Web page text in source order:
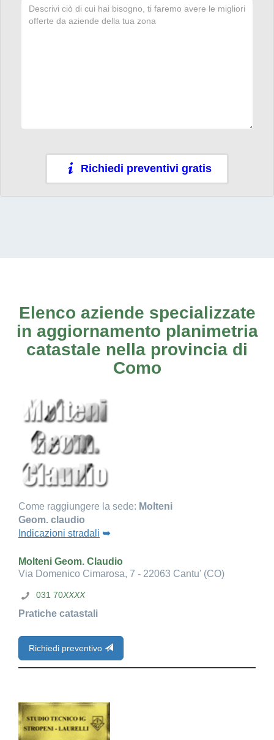
Richiedi preventivi gratis
Elenco aziende specializzate
in aggiornamento planimetria
catastale nella provincia di
Como
Come raggiungere la sede: Molteni
Geom. claudio
Indicazioni stradali ➥
Molteni Geom. Claudio
Via Domenico Cimarosa, 7 - 22063 Cantu' (CO)
031 70XXXX
Pratiche catastali
Richiedi preventivo